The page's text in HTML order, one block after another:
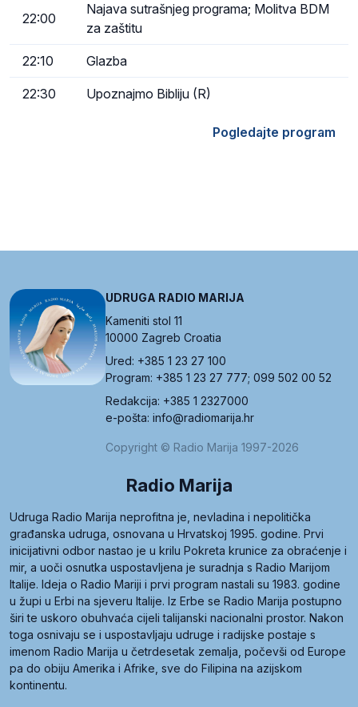
22:00
Najava sutrašnjeg programa; Molitva BDM
za zaštitu
22:10 Glazba
22:30 Upoznajmo Bibliju (R)
Pogledajte program
UDRUGA RADIO MARIJA
Kameniti stol 11
10000 Zagreb Croatia
Ured: +385 1 23 27 100
Program: +385 1 23 27 777; 099 502 00 52
Redakcija: +385 1 2327000
e-pošta: info@radiomarija.hr
Copyright © Radio Marija 1997-2026
Radio Marija
Udruga Radio Marija neprofitna je, nevladina i nepolitička
građanska udruga, osnovana u Hrvatskoj 1995. godine. Prvi
inicijativni odbor nastao je u krilu Pokreta krunice za obraćenje i
mir, a uoči osnutka uspostavljena je suradnja s Radio Marijom
Italije. Ideja o Radio Mariji i prvi program nastali su 1983. godine
u župi u Erbi na sjeveru Italije. Iz Erbe se Radio Marija postupno
širi te uskoro obuhvaća cijeli talijanski nacionalni prostor. Nakon
toga osnivaju se i uspostavljaju udruge i radijske postaje s
imenom Radio Marija u četrdesetak zemalja, počevši od Europe
pa do obiju Amerika i Afrike, sve do Filipina na azijskom
kontinentu.